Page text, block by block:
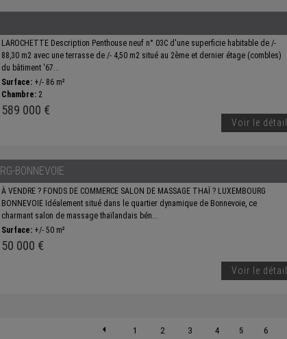
LAROCHETTE Description Penthouse neuf n° 03C d'une superficie habitable de /-
88,30 m2 avec une terrasse de /- 4,50 m2 situé au 2ème et dernier étage (combles)
du bâtiment '67...
Surface: +/- 86 m²
Chambre: 2
589 000 €
Voir le détail
BONNEVOIE
À VENDRE ? FONDS DE COMMERCE SALON DE MASSAGE THAÏ ? LUXEMBOURG
BONNEVOIE Idéalement situé dans le quartier dynamique de Bonnevoie, ce
charmant salon de massage thaïlandais bén...
Surface: +/- 50 m²
50 000 €
Voir le détail
1 2 3 4 5 6